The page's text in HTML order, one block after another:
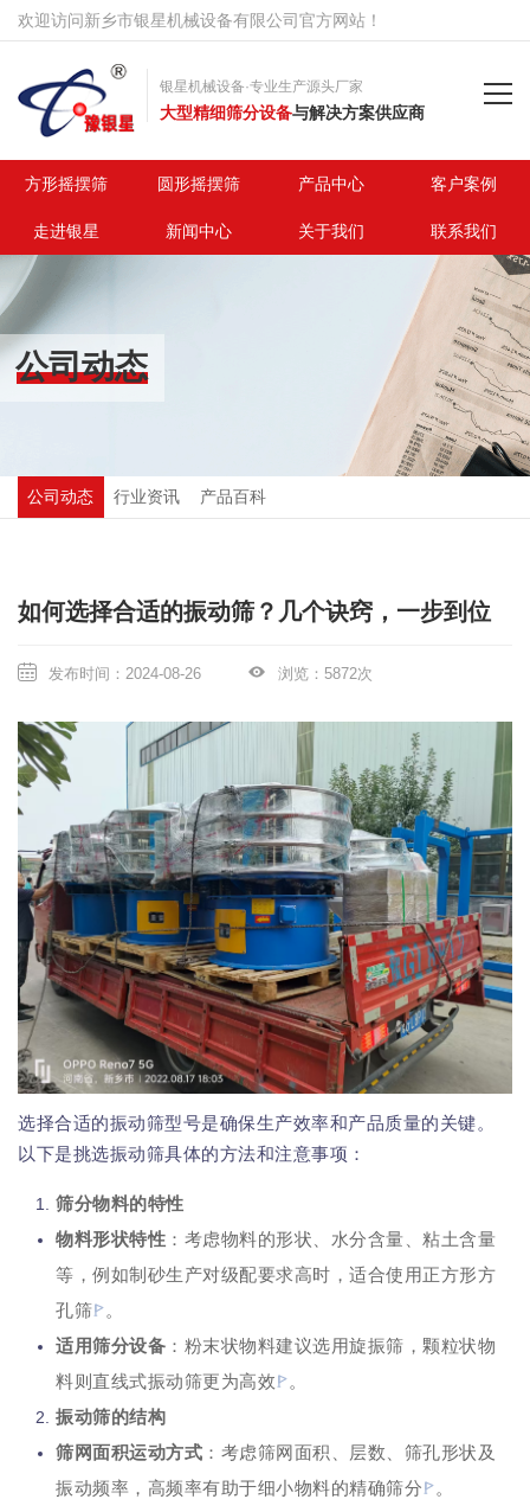
欢迎访问新乡市银星机械设备有限公司官方网站！
银星机械设备·专业生产源头厂家
大型精细筛分设备与解决方案供应商
首页
方形摇摆筛
圆形摇摆筛
产品中心
走进银星
关于我们
联系我们
方形摇摆筛 圆形摇摆筛 产品中心 客户案例
走进银星 新闻中心 关于我们 联系我们
公司动态
公司动态 行业资讯 产品百科
如何选择合适的振动筛？几个诀窍，一步到位
发布时间：2024-08-26 浏览：5872次
选择合适的振动筛型号是确保生产效率和产品质量的关键。
以下是挑选振动筛具体的方法和注意事项：
筛分物料的特性
物料形状特性 ：考虑物料的形状、水分含量、粘土含量
等，例如制砂生产对级配要求高时，适合使用正方形方
孔筛
。
适用筛分设备 ：粉末状物料建议选用旋振筛，颗粒状物
料则直线式振动筛更为高效
。
振动筛的结构
筛网面积运动方式 ：考虑筛网面积、层数、筛孔形状及
振动频率，高频率有助于细小物料的精确筛分
。